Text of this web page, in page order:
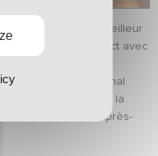
moins exotique. Le meilleur
était en contact avec
retourner au stade
2007. L’international
match de coupe de la
ans en cette fin d’après-